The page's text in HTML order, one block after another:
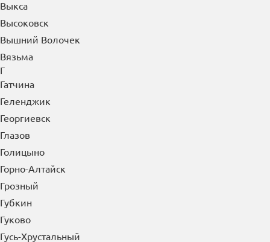
Выкса
Высоковск
Вышний Волочек
Вязьма
Г
Гатчина
Геленджик
Георгиевск
Глазов
Голицыно
Горно-Алтайск
Грозный
Губкин
Гуково
Гусь-Хрустальный